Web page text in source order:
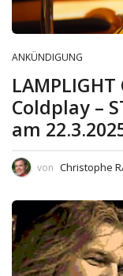
ANKÜNDIGUNG
Coldplay –
am
von Christophe